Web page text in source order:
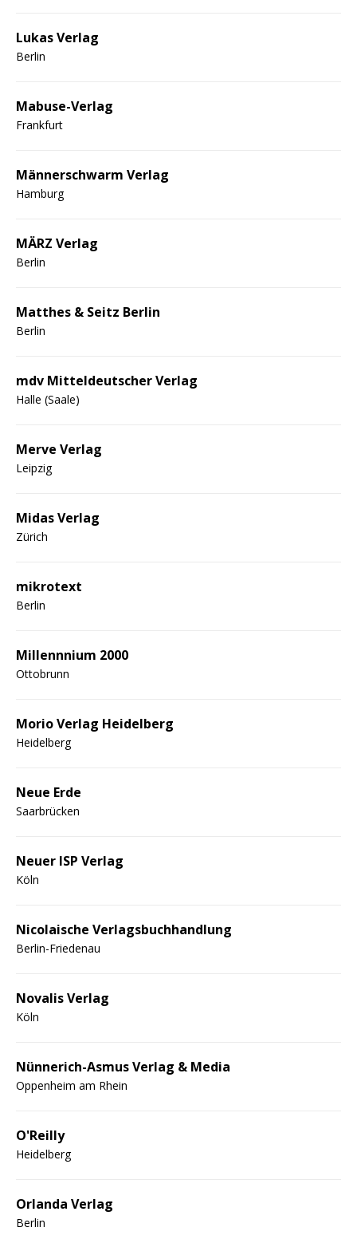
Lukas Verlag
Berlin
Mabuse-Verlag
Frankfurt
Männerschwarm Verlag
Hamburg
MÄRZ Verlag
Berlin
Matthes & Seitz Berlin
Berlin
mdv Mitteldeutscher Verlag
Halle (Saale)
Merve Verlag
Leipzig
Midas Verlag
Zürich
mikrotext
Berlin
Millennnium 2000
Ottobrunn
Morio Verlag Heidelberg
Heidelberg
Neue Erde
Saarbrücken
Neuer ISP Verlag
Köln
Nicolaische Verlagsbuchhandlung
Berlin-Friedenau
Novalis Verlag
Köln
Nünnerich-Asmus Verlag & Media
Oppenheim am Rhein
O'Reilly
Heidelberg
Orlanda Verlag
Berlin